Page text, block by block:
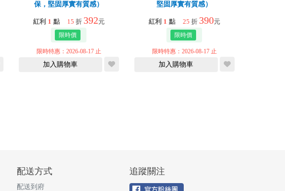
保，堅固厚實有質感）
紅利 1 點 15 折 392元
限時特惠：2026-08-17 止
加入購物車
堅固厚實有質感）
紅利 1 點 25 折 390元
限時特惠：2026-08-17 止
加入購物車
配送方式
配送到府
追蹤關注